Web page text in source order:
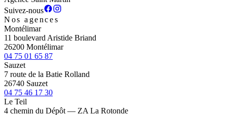
Suivez-nous
Nos agences
Montélimar
11 boulevard Aristide Briand
26200 Montélimar
04 75 01 65 87
Sauzet
7 route de la Batie Rolland
26740 Sauzet
04 75 46 17 30
Le Teil
4 chemin du Dépôt — ZA La Rotonde